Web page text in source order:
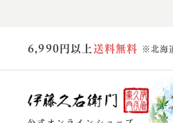
6,990円以上 送料無料 ※北海